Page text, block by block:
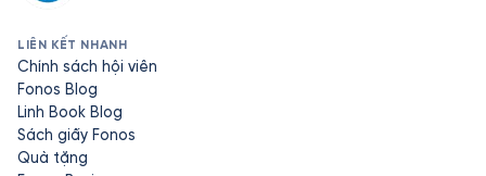
LIÊN KẾT NHANH
Chính sách hội viên
Fonos Blog
Linh Book Blog
Sách giấy Fonos
Quà tặng